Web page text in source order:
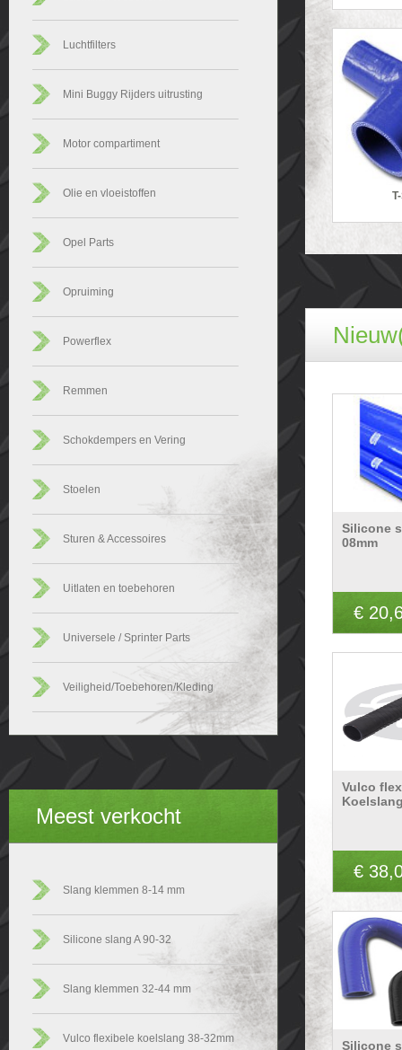
Luchtfilters
Mini Buggy Rijders uitrusting
Motor compartiment
Olie en vloeistoffen
Opel Parts
Opruiming
Powerflex
Remmen
Schokdempers en Vering
Stoelen
Sturen & Accessoires
Uitlaten en toebehoren
Universele / Sprinter Parts
Veiligheid/Toebehoren/Kleding
Meest verkocht
Slang klemmen 8-14 mm
Silicone slang A 90-32
Slang klemmen 32-44 mm
Vulco flexibele koelslang 38-32mm
Silicone
08mm
€
Vulco
€
Silicone